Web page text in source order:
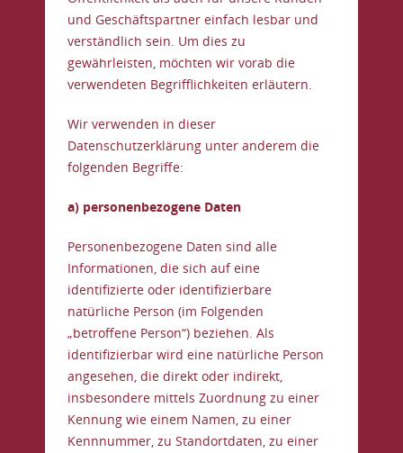
und Geschäftspartner einfach lesbar und
verständlich sein. Um dies zu
gewährleisten, möchten wir vorab die
verwendeten Begrifflichkeiten erläutern.
Wir verwenden in dieser
Datenschutzerklärung unter anderem die
folgenden Begriffe:
a) personenbezogene Daten
Personenbezogene Daten sind alle
Informationen, die sich auf eine
identifizierte oder identifizierbare
natürliche Person (im Folgenden
„betroffene Person“) beziehen. Als
identifizierbar wird eine natürliche Person
angesehen, die direkt oder indirekt,
insbesondere mittels Zuordnung zu einer
Kennung wie einem Namen, zu einer
Kennnummer, zu Standortdaten, zu einer